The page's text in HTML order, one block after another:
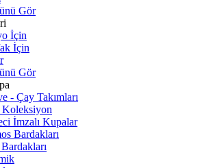
Gör
İçin
İçin
Gör
- Çay Takımları
Koleksiyon
İmzalı Kupalar
Bardakları